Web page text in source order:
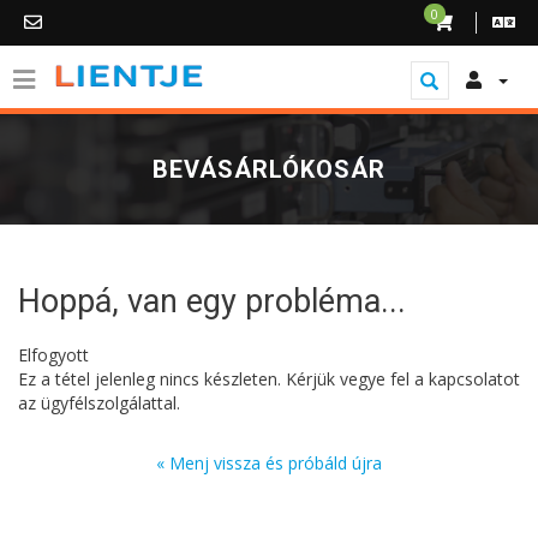
0
BEVÁSÁRLÓKOSÁR
Hoppá, van egy probléma...
Elfogyott
Ez a tétel jelenleg nincs készleten. Kérjük vegye fel a kapcsolatot
az ügyfélszolgálattal.
« Menj vissza és próbáld újra